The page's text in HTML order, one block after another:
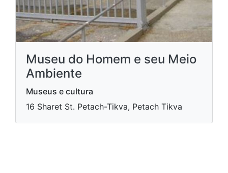
Museu do Homem e seu Meio
Ambiente
Museus e cultura
16 Sharet St. Petach-Tikva, Petach Tikva